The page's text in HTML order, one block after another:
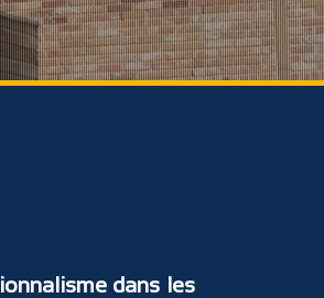
dans les